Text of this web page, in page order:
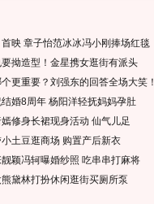
首映 章子怡范冰冰冯小刚捧场红毯
拗造型！金星携女逛街有派头
更重要？刘强东的回答全场大笑！
婚8周年 杨阳洋轻抚妈妈孕肚
修身长裙现身活动 仙气儿足
土豆逛商场 购置产后新衣
颖冯轲曝婚纱照 吃串串打麻将
黛林打扮休闲逛街买厕所泵